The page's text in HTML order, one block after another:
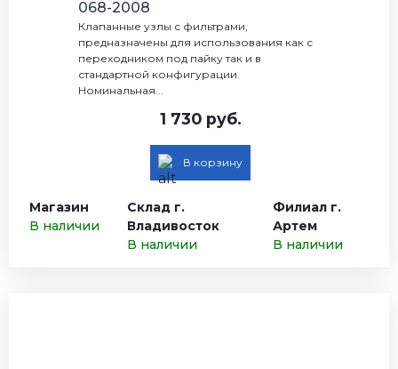
068-2008
Клапанные узлы с фильтрами,
предназначены для использования как с
переходником под пайку так и в
стандартной конфигурации.
Номинальная...
1 730 руб.
В корзину
Магазин
В наличии
Склад г.
Владивосток
В наличии
Филиал г.
Артем
В наличии